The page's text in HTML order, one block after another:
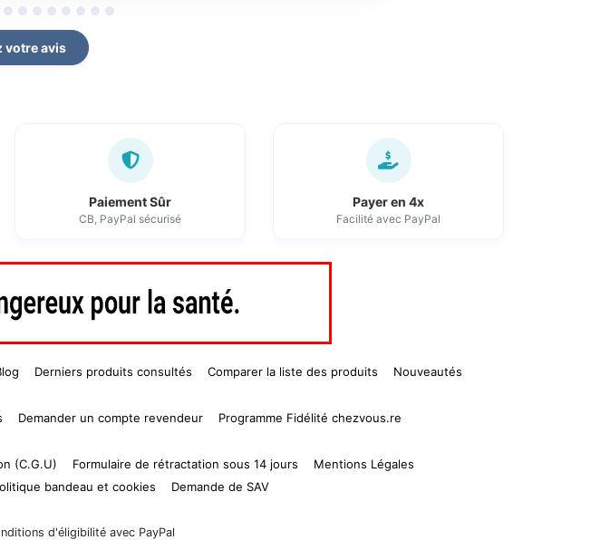
votre avis
Paiement Sûr
CB, PayPal sécurisé
Payer en 4x
Facilité avec PayPal
Derniers produits consultés Comparer la liste des produits Nouveautés
Demander un compte revendeur Programme Fidélité chezvous.re
(C.G.U) Formulaire de rétractation sous 14 jours
Mentions Légales
bandeau et cookies Demande de SAV
d'éligibilité avec PayPal